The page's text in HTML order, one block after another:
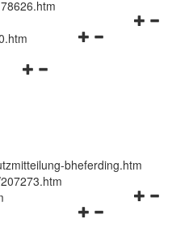
Navigationsmenü
Navigationsmenü
bheferding.htm
Navigationsmenü